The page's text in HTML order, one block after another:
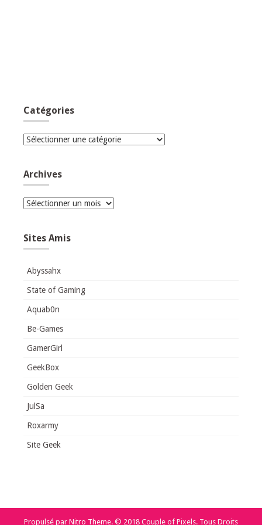
Catégories
Catégories
Archives
Archives
Sites Amis
Abyssahx
State of Gaming
Aquab0n
Be-Games
GamerGirl
GeekBox
Golden Geek
JulSa
Roxarmy
Site Geek
Propulsé par Nitro Theme. © 2018 Couple of Pixels. Tous Droits